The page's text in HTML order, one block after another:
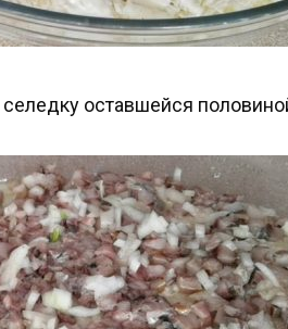
оставшейся